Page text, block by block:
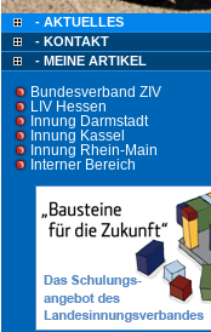
- AKTUELLES
- KONTAKT
- MEINE ARTIKEL
Bundesverband ZIV
LIV Hessen
Innung Darmstadt
Innung Kassel
Innung Rhein-Main
Interner Bereich